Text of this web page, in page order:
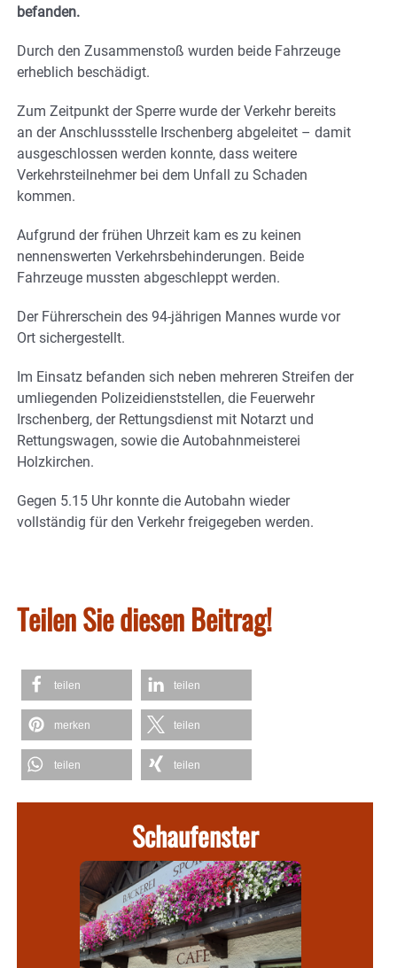
befanden.
Durch den Zusammenstoß wurden beide Fahrzeuge
erheblich beschädigt.
Zum Zeitpunkt der Sperre wurde der Verkehr bereits
an der Anschlussstelle Irschenberg abgeleitet – damit
ausgeschlossen werden konnte, dass weitere
Verkehrsteilnehmer bei dem Unfall zu Schaden
kommen.
Aufgrund der frühen Uhrzeit kam es zu keinen
nennenswerten Verkehrsbehinderungen. Beide
Fahrzeuge mussten abgeschleppt werden.
Der Führerschein des 94-jährigen Mannes wurde vor
Ort sichergestellt.
Im Einsatz befanden sich neben mehreren Streifen der
umliegenden Polizeidienststellen, die Feuerwehr
Irschenberg, der Rettungsdienst mit Notarzt und
Rettungswagen, sowie die Autobahnmeisterei
Holzkirchen.
Gegen 5.15 Uhr konnte die Autobahn wieder
vollständig für den Verkehr freigegeben werden.
Teilen Sie diesen Beitrag!
teilen teilen
merken teilen
teilen teilen
Schaufenster